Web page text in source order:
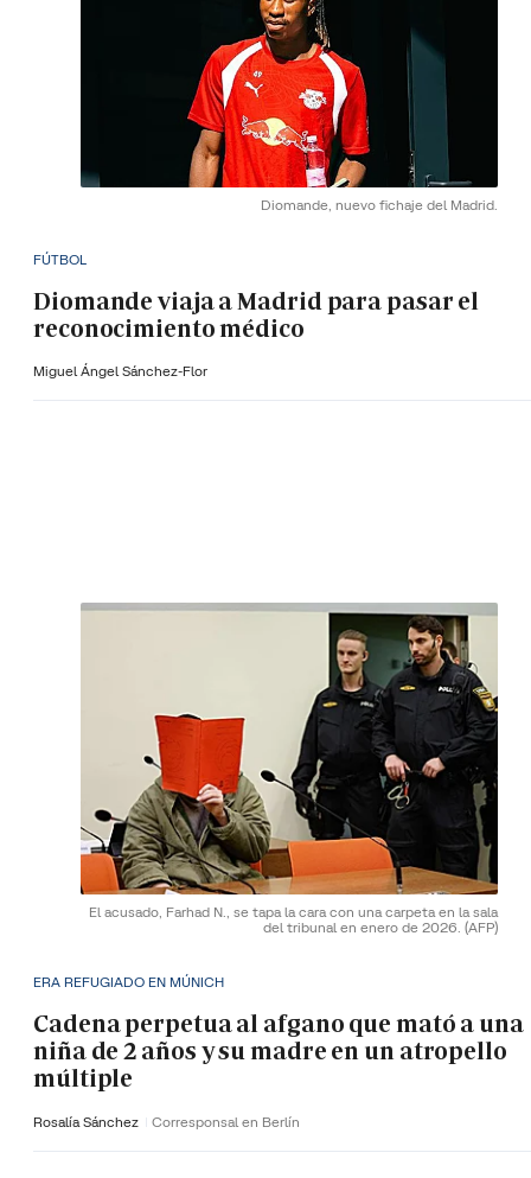
Diomande, nuevo fichaje del Madrid.
FÚTBOL
Diomande viaja a Madrid para pasar el
reconocimiento médico
Miguel Ángel Sánchez-Flor
El acusado, Farhad N., se tapa la cara con una carpeta en la sala
del tribunal en enero de 2026. (AFP)
ERA REFUGIADO EN MÚNICH
Cadena perpetua al afgano que mató a una
niña de 2 años y su madre en un atropello
múltiple
Rosalía Sánchez Corresponsal en Berlín